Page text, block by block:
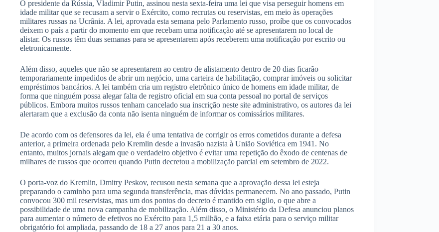
O presidente da Rússia, Vladimir Putin, assinou nesta sexta-feira uma lei que visa perseguir homens em
idade militar que se recusam a servir o Exército, como recrutas ou reservistas, em meio às operações
militares russas na Ucrânia. A lei, aprovada esta semana pelo Parlamento russo, proíbe que os convocados
deixem o país a partir do momento em que recebam uma notificação até se apresentarem no local de
alistar. Os russos têm duas semanas para se apresentarem após receberem uma notificação por escrito ou
eletronicamente.
Além disso, aqueles que não se apresentarem ao centro de alistamento dentro de 20 dias ficarão
temporariamente impedidos de abrir um negócio, uma carteira de habilitação, comprar imóveis ou solicitar
empréstimos bancários. A lei também cria um registro eletrônico único de homens em idade militar, de
forma que ninguém possa alegar falta de registro oficial em sua conta pessoal no portal de serviços
públicos. Embora muitos russos tenham cancelado sua inscrição neste site administrativo, os autores da lei
alertaram que a exclusão da conta não isenta ninguém de informar os comissários militares.
De acordo com os defensores da lei, ela é uma tentativa de corrigir os erros cometidos durante a defesa
anterior, a primeira ordenada pelo Kremlin desde a invasão nazista à União Soviética em 1941. No
entanto, muitos jornais alegam que o verdadeiro objetivo é evitar uma repetição do êxodo de centenas de
milhares de russos que ocorreu quando Putin decretou a mobilização parcial em setembro de 2022.
O porta-voz do Kremlin, Dmitry Peskov, recusou nesta semana que a aprovação dessa lei esteja
preparando o caminho para uma segunda transferência, mas dúvidas permanecem. No ano passado, Putin
convocou 300 mil reservistas, mas um dos pontos do decreto é mantido em sigilo, o que abre a
possibilidade de uma nova campanha de mobilização. Além disso, o Ministério da Defesa anunciou planos
para aumentar o número de efetivos no Exército para 1,5 milhão, e a faixa etária para o serviço militar
obrigatório foi ampliada, passando de 18 a 27 anos para 21 a 30 anos.